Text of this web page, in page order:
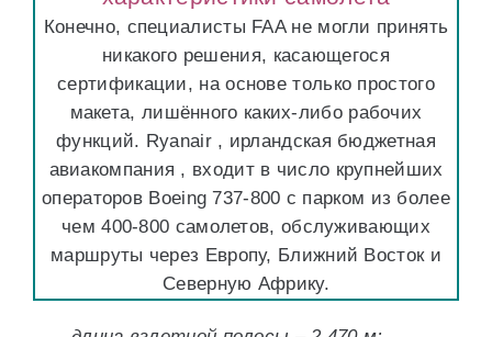
Конечно, специалисты FAA не могли принять
никакого решения, касающегося
сертификации, на основе только простого
макета, лишённого каких-либо рабочих
функций. Ryanair , ирландская бюджетная
авиакомпания , входит в число крупнейших
операторов Boeing 737-800 с парком из более
чем 400-800 самолетов, обслуживающих
маршруты через Европу, Ближний Восток и
Северную Африку.